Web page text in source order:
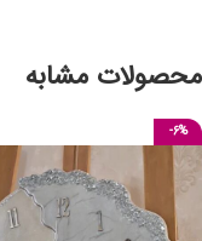
محصولات مشابه
-6%